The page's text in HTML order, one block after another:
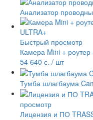
Анализатор
Быстрый просмотр
Камера Mini +
54 640 с. / шт
Тумба шлагбаума
просмотр
Лицензия и ПО